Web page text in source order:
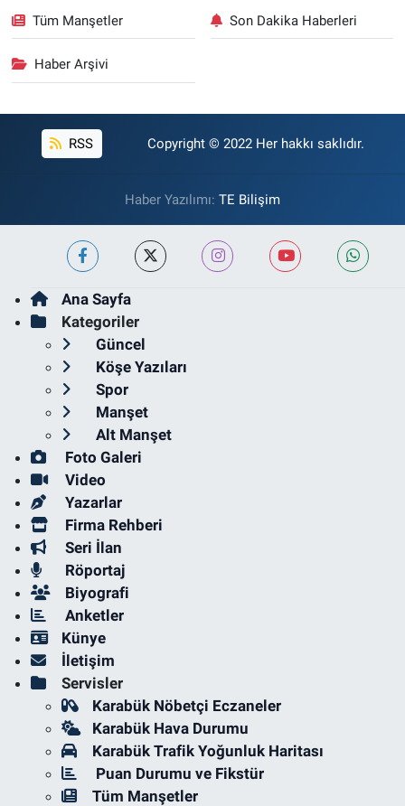
Tüm Manşetler Son Dakika Haberleri
Haber Arşivi
RSS Copyright © 2022 Her hakkı saklıdır.
Haber Yazılımı: TE Bilişim
Ana Sayfa
Kategoriler
Güncel
Köşe Yazıları
Spor
Manşet
Alt Manşet
Foto Galeri
Video
Yazarlar
Firma Rehberi
Seri İlan
Röportaj
Biyografi
Anketler
Künye
İletişim
Servisler
Karabük Nöbetçi Eczaneler
Karabük Hava Durumu
Karabük Trafik Yoğunluk Haritası
Puan Durumu ve Fikstür
Tüm Manşetler